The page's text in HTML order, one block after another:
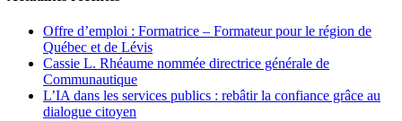
Offre d’emploi : Formatrice – Formateur pour le région de
Québec et de Lévis
Cassie L. Rhéaume nommée directrice générale de
Communautique
L’IA dans les services publics : rebâtir la confiance grâce au
dialogue citoyen